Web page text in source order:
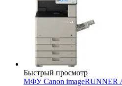
Быстрый просмотр
МФУ Canon imageRUNNER